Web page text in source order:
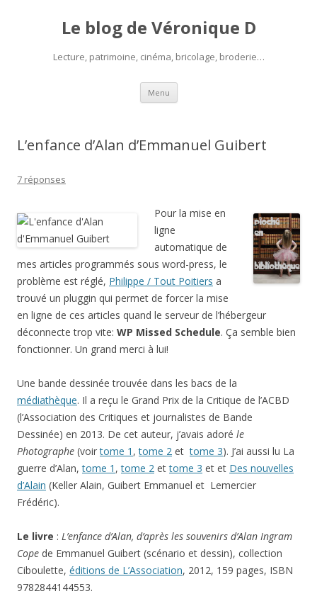
Le blog de Véronique D
Lecture, patrimoine, cinéma, bricolage, broderie…
Menu Aller
contenu
L’enfance d’Alan d’Emmanuel Guibert
7 réponses
Pour la mise en
ligne
automatique de
mes articles programmés sous word-press, le
problème est réglé, Philippe / Tout Poitiers a
trouvé un pluggin qui permet de forcer la mise
en ligne de ces articles quand le serveur de l’hébergeur
déconnecte trop vite: WP Missed Schedule. Ça semble bien
fonctionner. Un grand merci à lui!
Une bande dessinée trouvée dans les bacs de la
médiathèque. Il a reçu le Grand Prix de la Critique de l’ACBD
(l’Association des Critiques et journalistes de Bande
Dessinée) en 2013. De cet auteur, j’avais adoré le
Photographe (voirtome 1 ,tome 2 ettome 3). J’ai aussi lu La
guerre d’Alan,tome 1 ,tome 2 ettome 3 et et Des nouvelles
d’Alain (Keller Alain, Guibert Emmanuel et Lemercier
Frédéric).
Le livre : L’enfance d’Alan, d’après les souvenirs d’Alan Ingram
Cope de Emmanuel Guibert (scénario et dessin), collection
Ciboulette, éditions de L’Association, 2012, 159 pages, ISBN
9782844144553.